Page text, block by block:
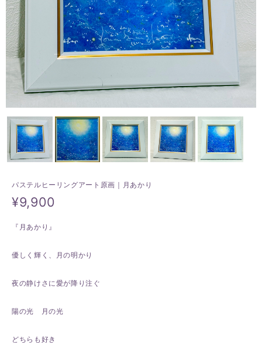
パステルヒーリングアート原画｜月あかり
¥9,900
『月あかり』
優しく輝く、月の明かり
夜の静けさに愛が降り注ぐ
陽の光 月の光
どちらも好き